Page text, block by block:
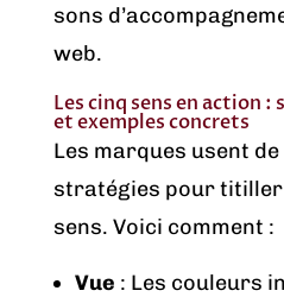
sons
web.
Les cinq sens en action
et exemples concrets
Les marques usent
stratégies pour titiller
sens. Voici comment :
Vue : Les couleurs